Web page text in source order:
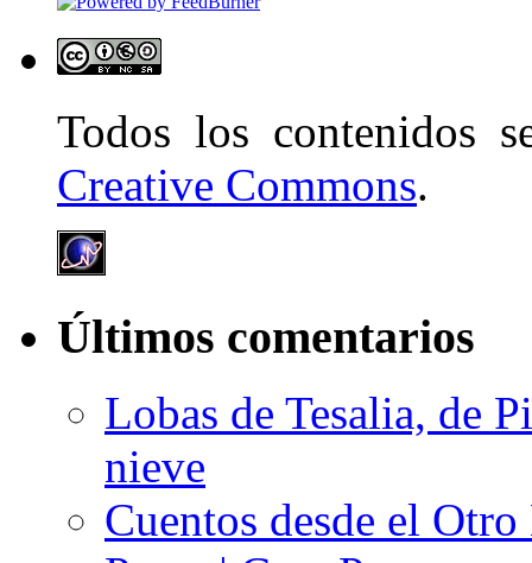
Todos los contenidos
Creative Commons.
Últimos comentarios
Lobas de Tesalia, de
nieve
Cuentos desde el